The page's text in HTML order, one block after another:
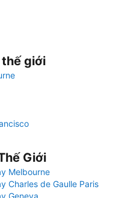
giới
Giới
Melbourne
Charles de Gaulle Paris
Geneva